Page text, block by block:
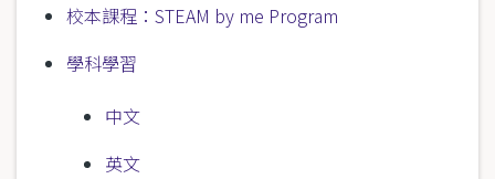
校本課程：STEAM by me Program
學科學習
中文
英文